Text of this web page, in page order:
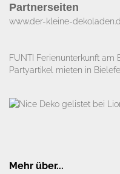
Partnerseiten
www.der-kleine-
FUNTI Ferienunterkunft am
Partyartikel mieten in
Mehr über...